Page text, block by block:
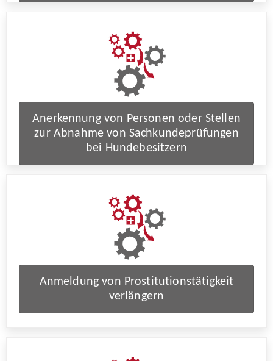
Anerkennung von Personen oder Stellen
zur Abnahme von Sachkundeprüfungen
bei Hundebesitzern
Anmeldung von Prostitutionstätigkeit
verlängern